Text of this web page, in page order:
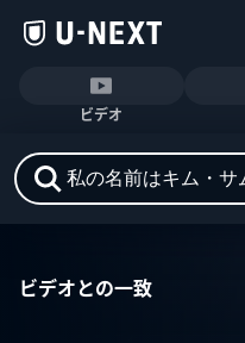
ビデオ
ビデオとの一致